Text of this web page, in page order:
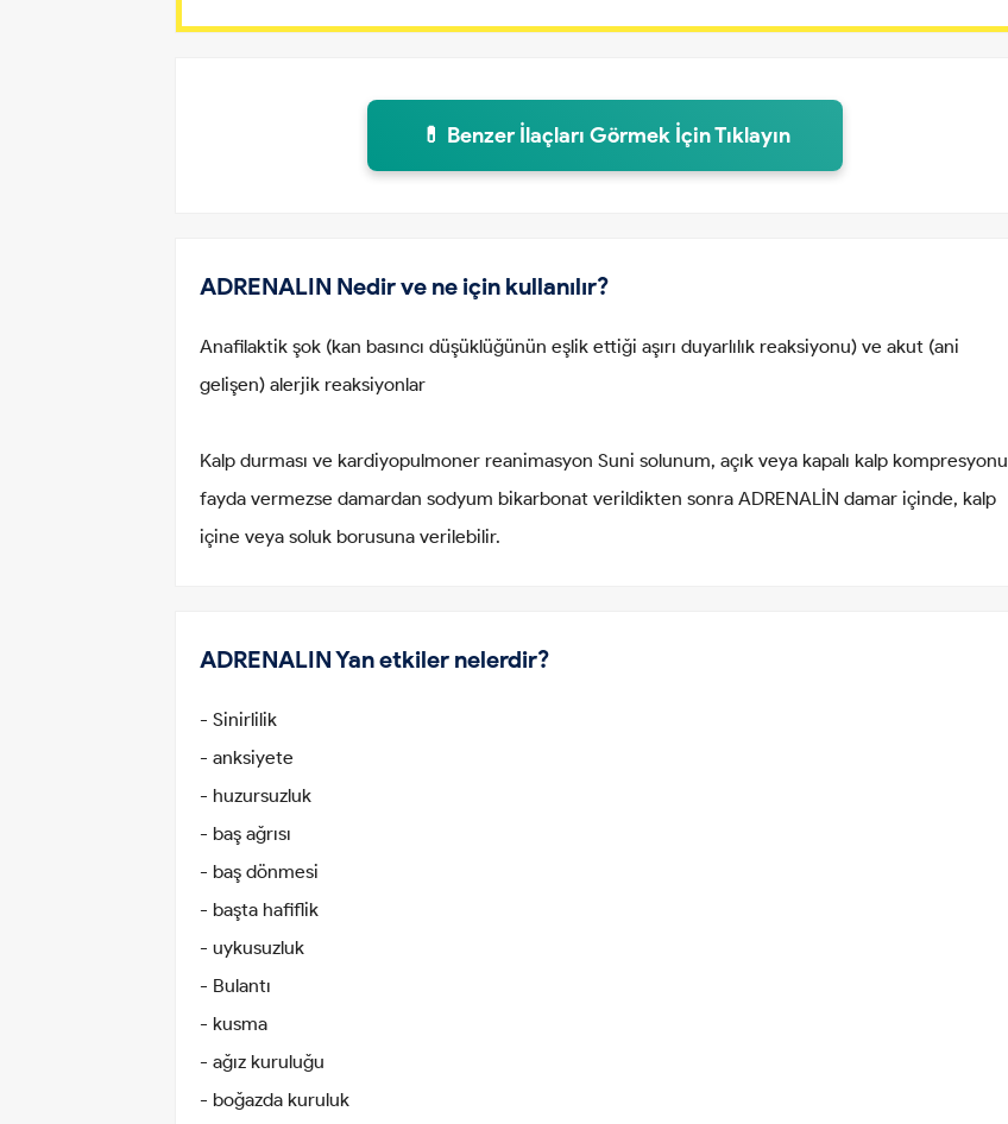
💊 Benzer İlaçları Görmek İçin Tıklayın
ADRENALIN Nedir ve ne için kullanılır?
Anafilaktik şok (kan basıncı düşüklüğünün eşlik ettiği aşırı duyarlılık reaksiyonu) ve akut (ani
gelişen) alerjik reaksiyonlar
Kalp durması ve kardiyopulmoner reanimasyon Suni solunum, açık veya kapalı kalp kompresyonu
fayda vermezse damardan sodyum bikarbonat verildikten sonra ADRENALİN damar içinde, kalp
içine veya soluk borusuna verilebilir.
ADRENALIN Yan etkiler nelerdir?
- Sinirlilik
- anksiyete
- huzursuzluk
- baş ağrısı
- baş dönmesi
- başta hafiflik
- uykusuzluk
- Bulantı
- kusma
- ağız kuruluğu
- boğazda kuruluk